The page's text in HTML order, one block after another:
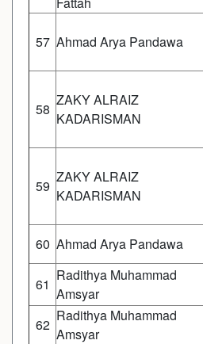
57 Ahmad Arya Pandawa
58
ZAKY ALRAIZ
KADARISMAN
59
ZAKY ALRAIZ
KADARISMAN
60 Ahmad Arya Pandawa
61
Radithya Muhammad
Amsyar
62
Radithya Muhammad
Amsyar